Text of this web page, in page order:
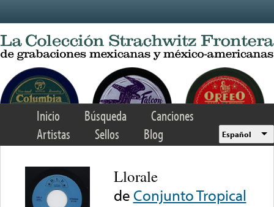
Inicio Búsqueda
Canciones
Artistas
Sellos Blog Español
Llorale
de Conjunto Tropical